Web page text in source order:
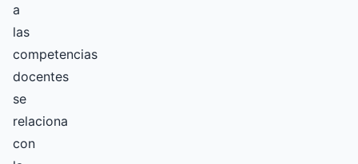
a
las
competencias
docentes
se
relaciona
con